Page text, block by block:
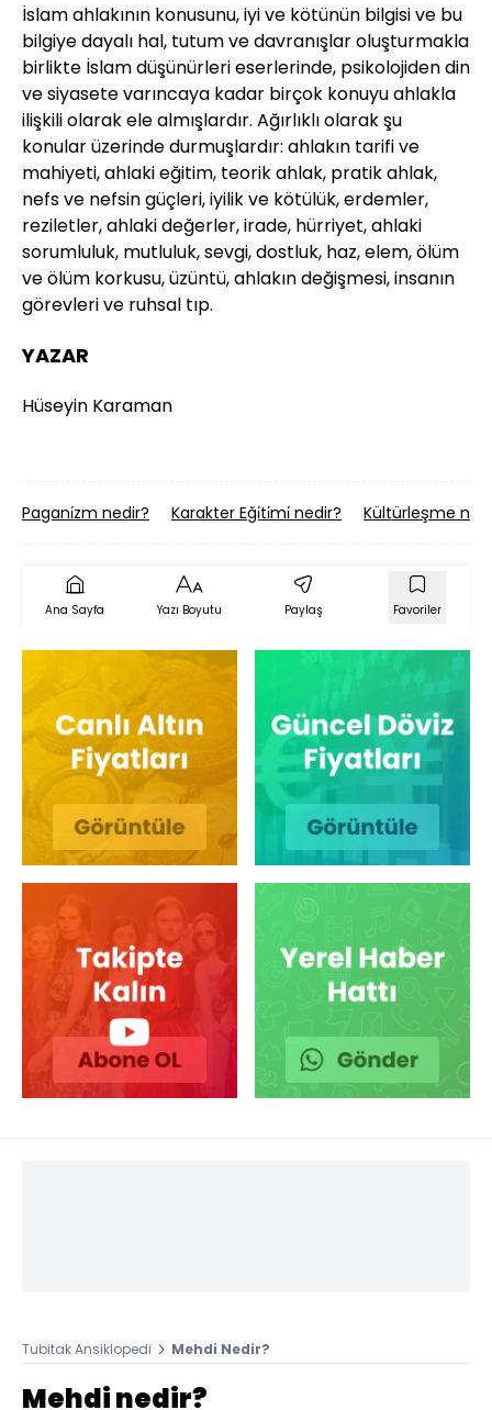
İslam ahlakının konusunu, iyi ve kötünün bilgisi ve bu
bilgiye dayalı hal, tutum ve davranışlar oluşturmakla
birlikte İslam düşünürleri eserlerinde, psikolojiden din
ve siyasete varıncaya kadar birçok konuyu ahlakla
ilişkili olarak ele almışlardır. Ağırlıklı olarak şu
konular üzerinde durmuşlardır: ahlakın tarifi ve
mahiyeti, ahlaki eğitim, teorik ahlak, pratik ahlak,
nefs ve nefsin güçleri, iyilik ve kötülük, erdemler,
reziletler, ahlaki değerler, irade, hürriyet, ahlaki
sorumluluk, mutluluk, sevgi, dostluk, haz, elem, ölüm
ve ölüm korkusu, üzüntü, ahlakın değişmesi, insanın
görevleri ve ruhsal tıp.
YAZAR
Hüseyin Karaman
Pagani̇zm nedir? Karakter Eği̇ti̇mi̇ nedir? Kültürleşme
Ana Sayfa Yazı Boyutu Paylaş Favoriler
Tubitak Ansiklopedi Mehdi Nedir?
Mehdi nedir?